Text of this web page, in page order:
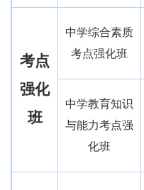
考点
强化
班
中学综合素质
考点强化班
中学教育知识
与能力考点强
化班